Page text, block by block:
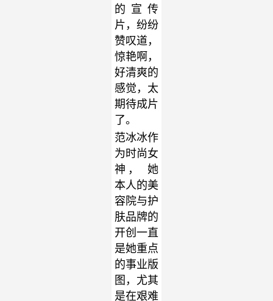
的宣传
片，纷纷
赞叹道，
惊艳啊，
好清爽的
感觉，太
期待成片
了。
范冰冰作
为时尚女
神， 她
本人的美
容院与护
肤品牌的
开创一直
是她重点
的事业版
图，尤其
是在艰难